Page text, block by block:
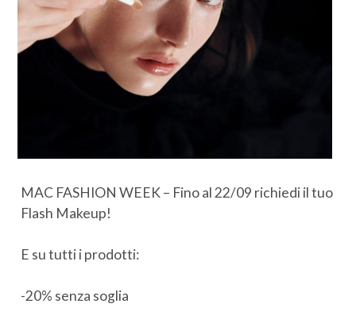
MAC FASHION WEEK – Fino al 22/09 richiedi il tuo
Flash Makeup!
E su tutti i prodotti:
-20% senza soglia